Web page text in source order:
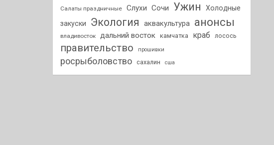
Салаты праздничные Слухи Сочи Ужин
Холодные
закуски
Экология аквакультура анонсы
владивосток дальний восток камчатка краб лосось
правительство прошивки
росрыболовство сахалин сша